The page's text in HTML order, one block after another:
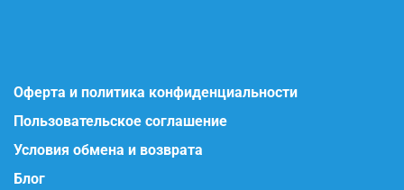
Оферта и политика конфиденциальности
Пользовательское соглашение
Условия обмена и возврата
Блог